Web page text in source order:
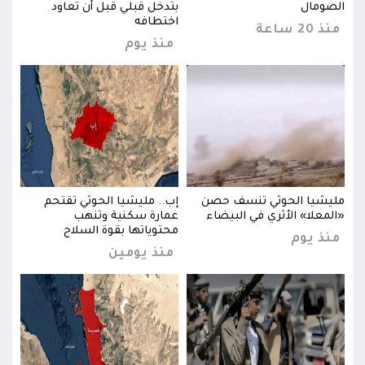
الصومال
منذ 20 ساعة
بتدخل قبلي قبل أن تعاود
اختطافه
منذ يوم
مليشيا الحوثي تنسف حصن
«المعلا» الأثري في البيضاء
منذ يوم
إب.. مليشيا الحوثي تقتحم
عمارة سكنية وتنهب
محتوياتها بقوة السلاح
منذ يومين